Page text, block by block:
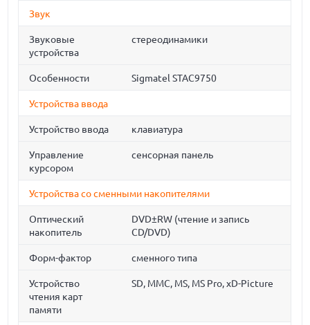
Звук
Звуковые
устройства
стереодинамики
Особенности Sigmatel STAC9750
Устройства ввода
Устройство ввода клавиатура
Управление
курсором
сенсорная панель
Устройства со сменными накопителями
Оптический
накопитель
DVD±RW (чтение и запись
CD/DVD)
Форм-фактор сменного типа
Устройство
чтения карт
памяти
SD, MMC, MS, MS Pro, xD-Picture